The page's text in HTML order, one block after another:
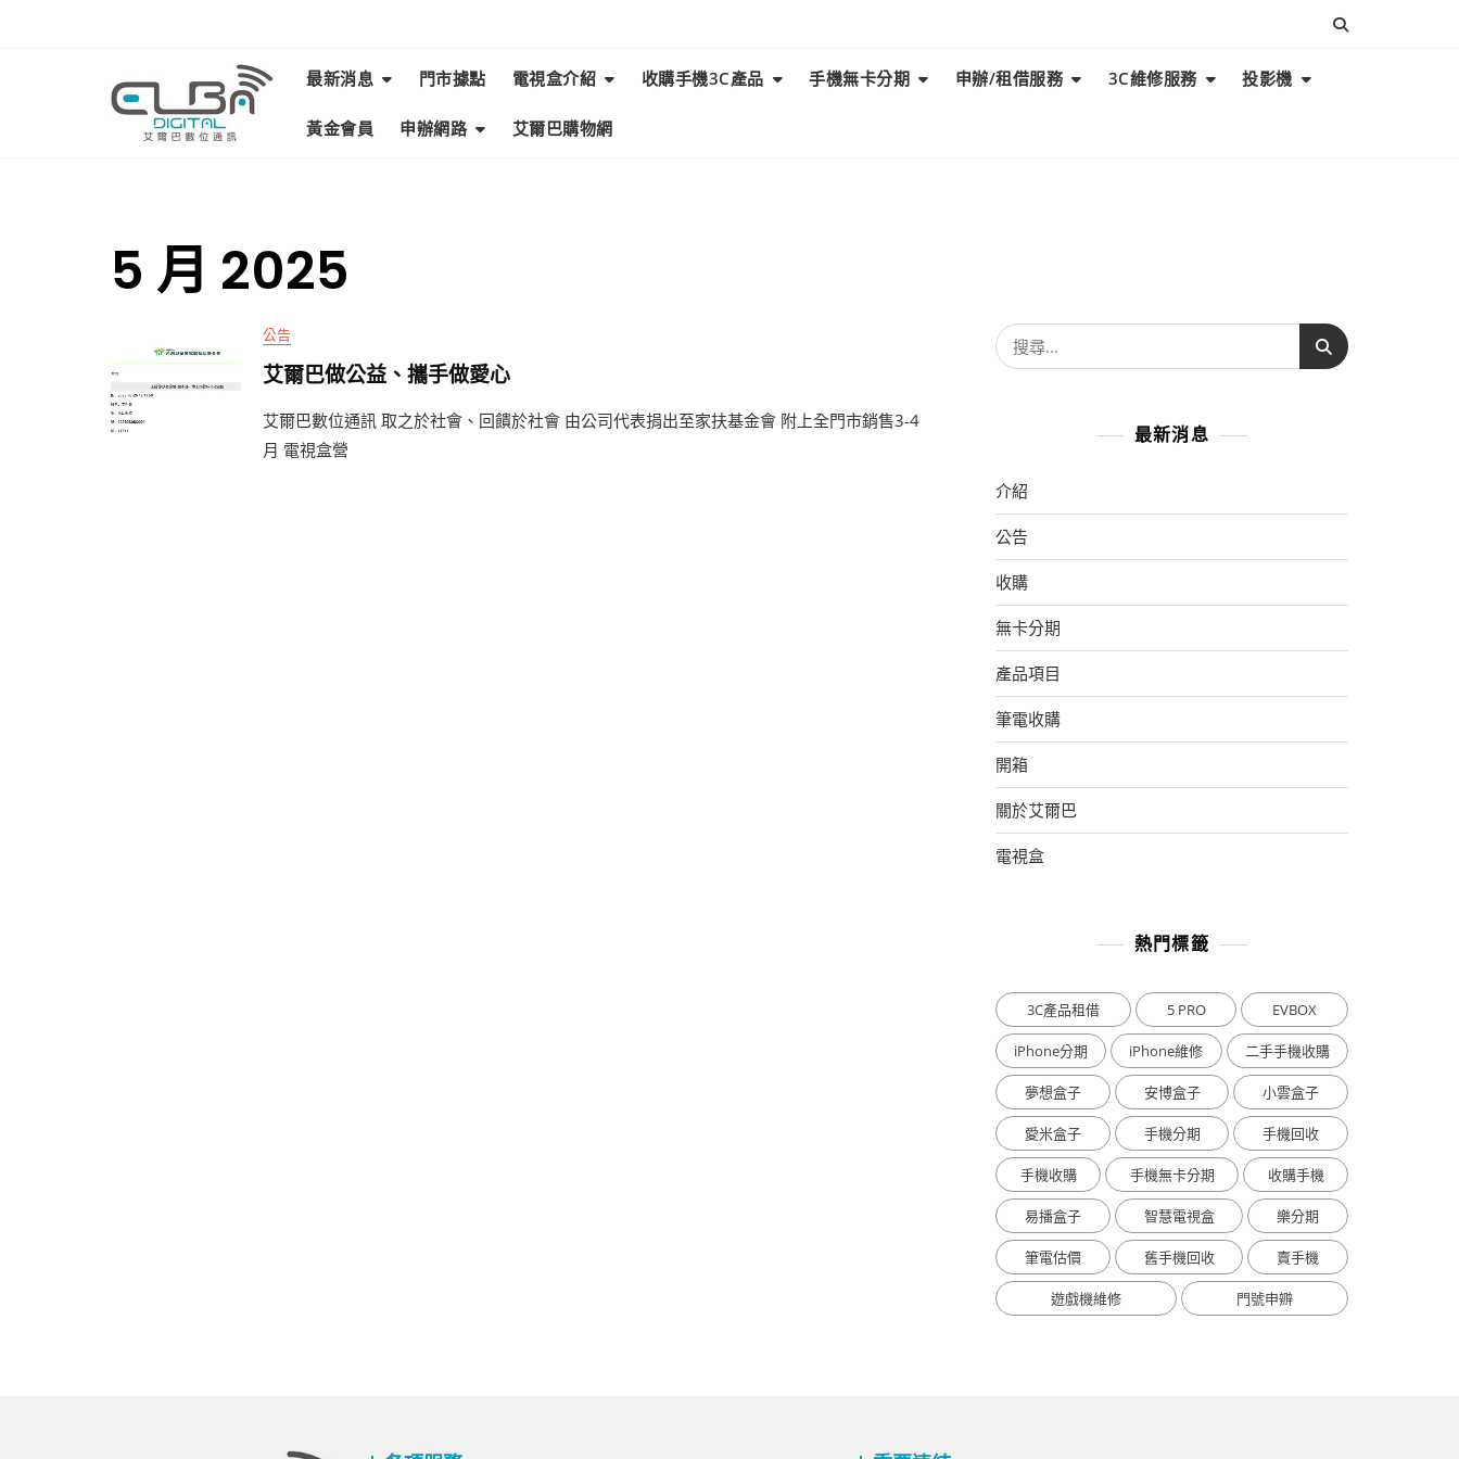
最新消息 門市據點 電視盒介紹 收購手機3C產品 手機無卡分期 申辦/租借服務 3C維修服務 投影機
黃金會員 申辦網路 艾爾巴購物網
5 月 2025
公告
艾爾巴做公益、攜手做愛心
艾爾巴數位通訊 取之於社會、回饋於社會 由公司代表捐出至家扶基金會 附上全門市銷售3-4
月 電視盒營
搜
尋
最新消息
介紹
公告
收購
無卡分期
產品項目
筆電收購
開箱
關於艾爾巴
電視盒
熱門標籤
3C產品租借 5 PRO EVBOX
iPhone分期 iPhone維修 二手手機收購
夢想盒子 安博盒子 小雲盒子
愛米盒子 手機分期 手機回收
手機收購 手機無卡分期 收購手機
易播盒子 智慧電視盒 樂分期
筆電估價 舊手機回收 賣手機
遊戲機維修 門號申辧